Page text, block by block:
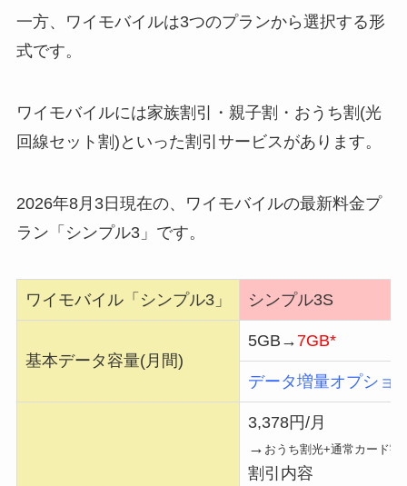
一方、ワイモバイルは3つのプランから選択する形
式です。
ワイモバイルには家族割引・親子割・おうち割(光
回線セット割)といった割引サービスがあります。
2026年8月3日現在の、ワイモバイルの最新料金プ
ラン「シンプル3」です。
ワイモバイル「シンプル3」 シンプル3S
基本データ容量(月間)
5GB→ 7GB*
データ増量オプショ
3,378円/月
→ おうち割光+通常カード割
割引内容